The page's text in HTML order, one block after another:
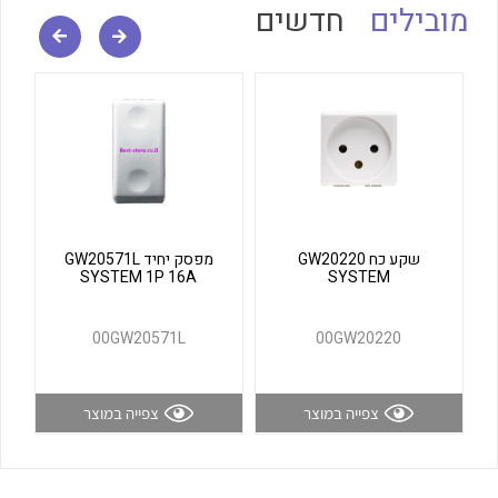
לכל מוצרי היצרן לכל מוצרי היצרן
לכל מוצרי היצרן לכל מוצרי היצרן
מובילים חדשים
שקע כח GW20220
SYSTEM
00GW20220
צפייה במוצר
מפסק יחיד GW20571L
SYSTEM 1P 16A
00GW20571L
צפייה במוצר